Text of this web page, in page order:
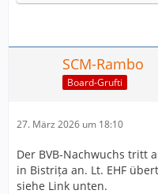
SCM-Rambo
Board-Grufti
27. März 2026 um 18:10
Der BVB-Nachwuchs tritt
in Bistrița an. Lt. EHF
siehe Link unten.